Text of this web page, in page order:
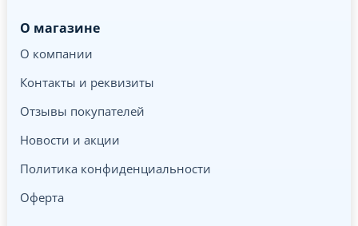
О магазине
О компании
Контакты и реквизиты
Отзывы покупателей
Новости и акции
Политика конфиденциальности
Оферта